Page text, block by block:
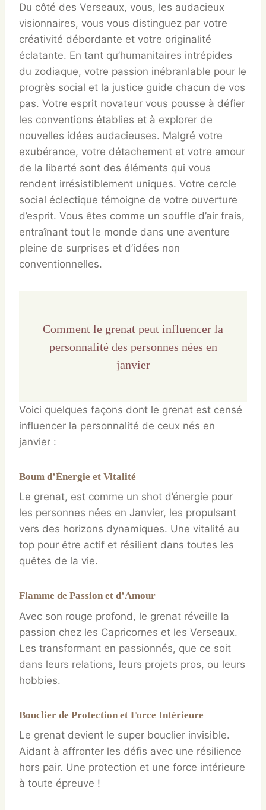
Du côté des Verseaux, vous, les audacieux
visionnaires, vous vous distinguez par votre
créativité débordante et votre originalité
éclatante. En tant qu’humanitaires intrépides
du zodiaque, votre passion inébranlable pour le
progrès social et la justice guide chacun de vos
pas. Votre esprit novateur vous pousse à défier
les conventions établies et à explorer de
nouvelles idées audacieuses. Malgré votre
exubérance, votre détachement et votre amour
de la liberté sont des éléments qui vous
rendent irrésistiblement uniques. Votre cercle
social éclectique témoigne de votre ouverture
d’esprit. Vous êtes comme un souffle d’air frais,
entraînant tout le monde dans une aventure
pleine de surprises et d’idées non
conventionnelles.
Comment le grenat peut influencer la
personnalité des personnes nées en
janvier
Voici quelques façons dont le grenat est censé
influencer la personnalité de ceux nés en
janvier :
Boum d’Énergie et Vitalité
Le grenat, est comme un shot d’énergie pour
les personnes nées en Janvier, les propulsant
vers des horizons dynamiques. Une vitalité au
top pour être actif et résilient dans toutes les
quêtes de la vie.
Flamme de Passion et d’Amour
Avec son rouge profond, le grenat réveille la
passion chez les Capricornes et les Verseaux.
Les transformant en passionnés, que ce soit
dans leurs relations, leurs projets pros, ou leurs
hobbies.
Bouclier de Protection et Force Intérieure
Le grenat devient le super bouclier invisible.
Aidant à affronter les défis avec une résilience
hors pair. Une protection et une force intérieure
à toute épreuve !